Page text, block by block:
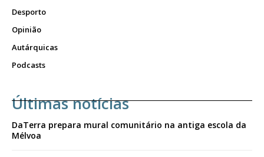
Desporto
Opinião
Autárquicas
Podcasts
Últimas notícias
DaTerra prepara mural comunitário na antiga escola da
Mélvoa